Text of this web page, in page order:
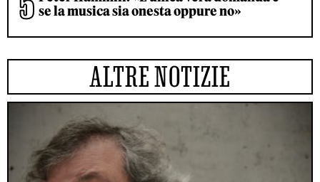
se la musica sia onesta oppure no»
ALTRE NOTIZIE